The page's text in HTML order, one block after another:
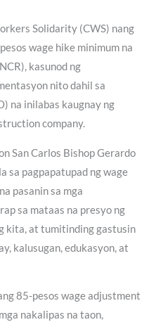
Solidarity (CWS) nang
wage hike minimum na
kasunod ng
nito dahil sa
na inilabas kaugnay ng
company.
San Carlos Bishop Gerardo
sa pagpapatupad ng wage
pasanin sa mga
sa mataas na presyo ng
kita, at tumitinding gastusin
kalusugan, edukasyon, at
85-pesos wage adjustment
nakalipas na taon,